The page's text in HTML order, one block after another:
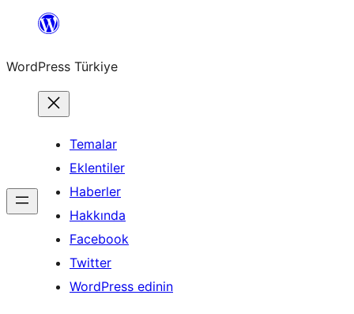
İçeriğe
WordPress Türkiye
Temalar
Eklentiler
Haberler
Hakkında
Facebook
Twitter
WordPress edinin